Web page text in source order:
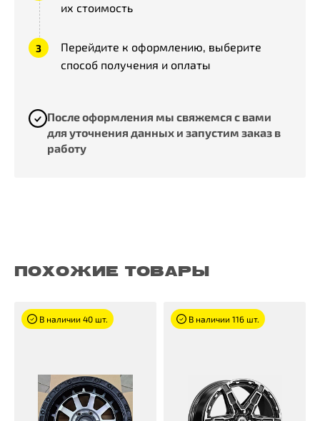
их стоимость
Перейдите к оформлению, выберите
способ получения и оплаты
После оформления мы свяжемся с вами
для уточнения данных и запустим заказ в
работу
ПОХОЖИЕ ТОВАРЫ
В наличии 40 шт. В наличии 116 шт.